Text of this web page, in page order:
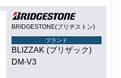
BRIDGESTONE(ブリヂストン)
ブランド
BLIZZAK (ブリザック)
DM-V3